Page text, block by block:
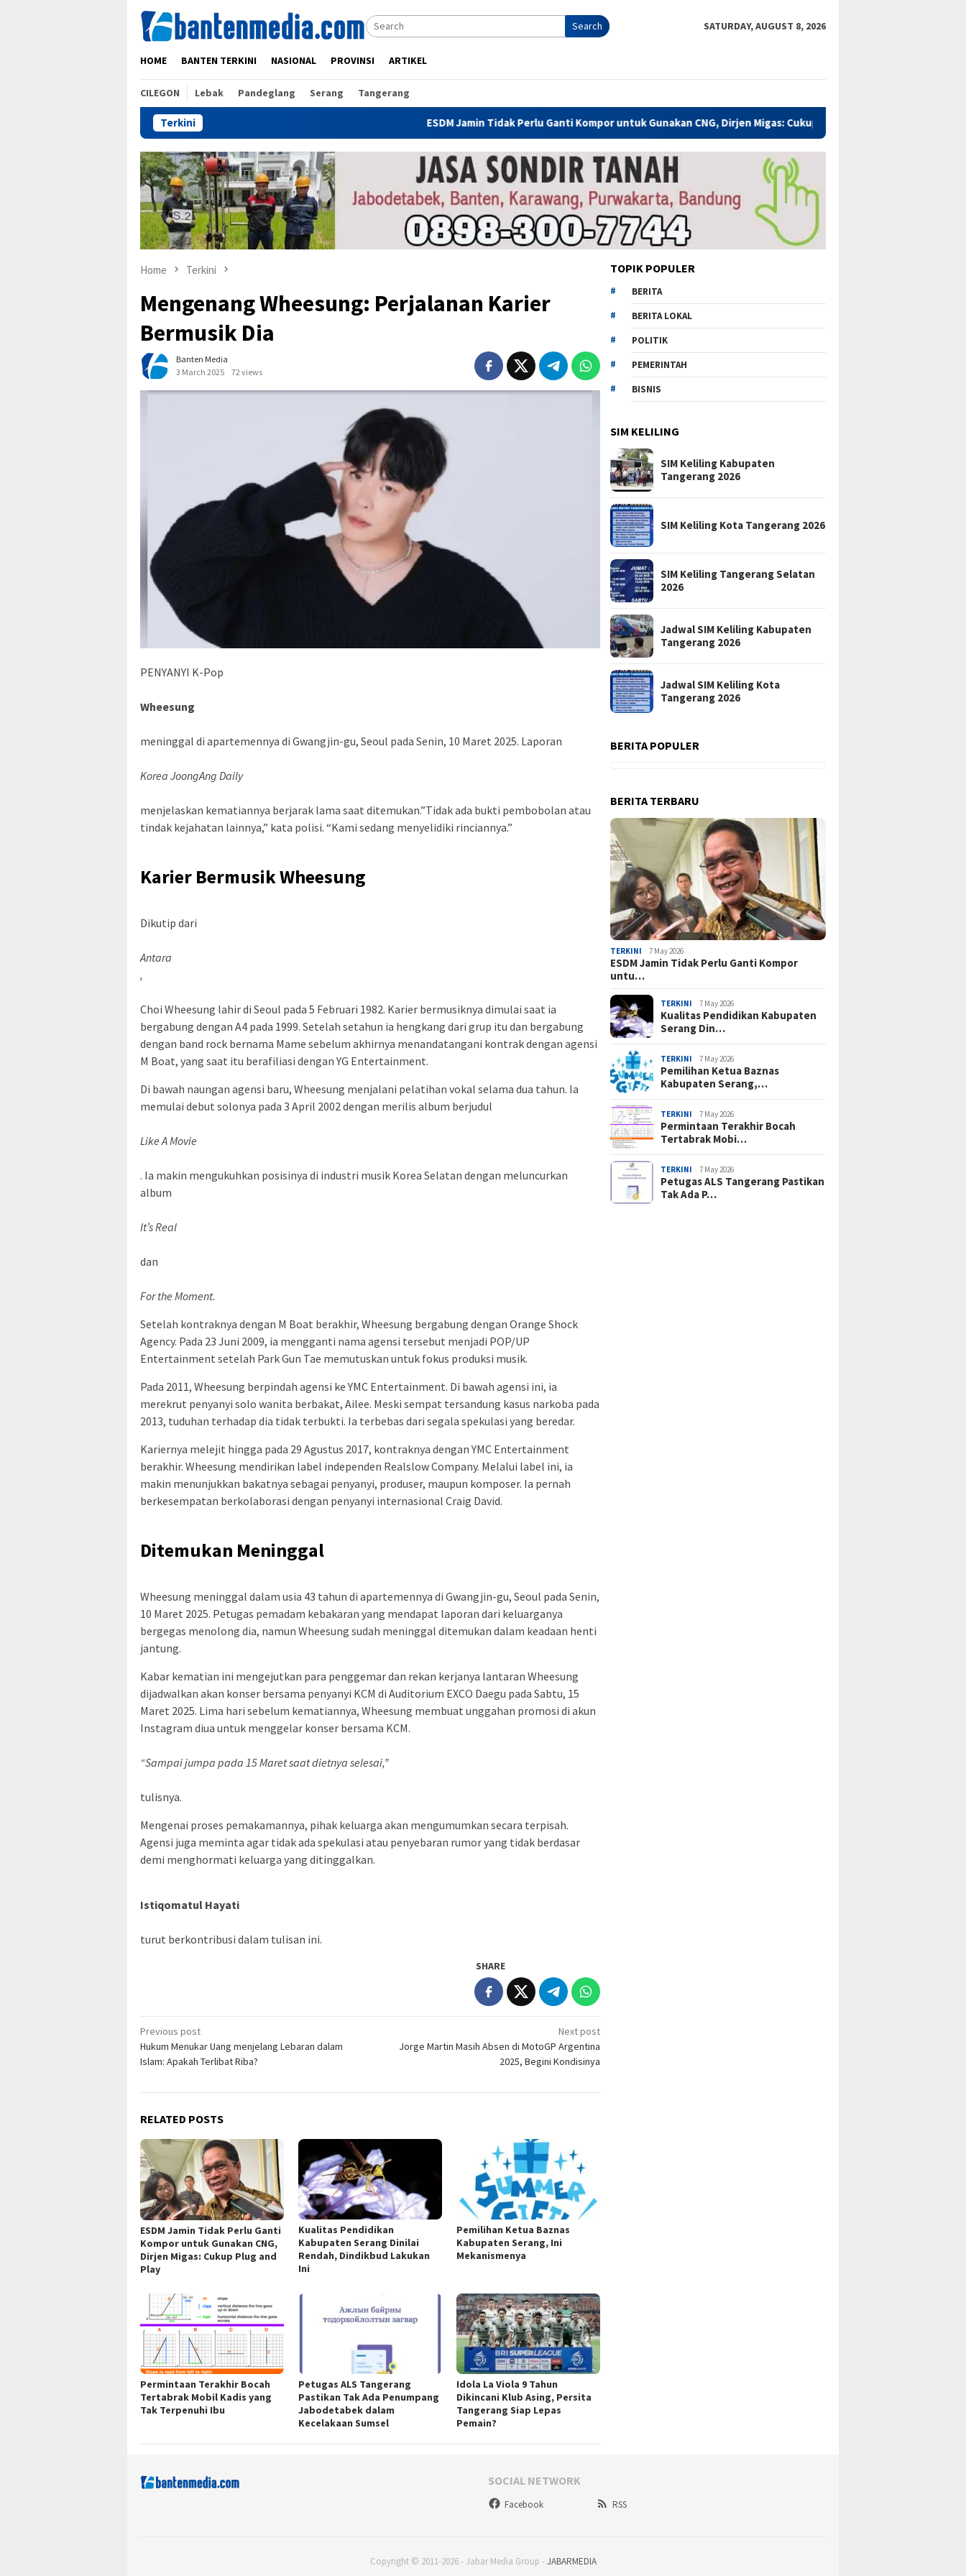
content
Search SATURDAY, AUGUST 8, 2026
HOME BANTEN TERKINI NASIONAL PROVINSI ARTIKEL
CILEGON Lebak Pandeglang Serang Tangerang
Terkini ESDM Jamin Tidak Perlu Ganti Kompor untuk Gunakan CNG, Dirjen Migas: Cukup Plug and Play
Home Terkini
Mengenang Wheesung: Perjalanan Karier
Bermusik Dia
Banten Media
3 March 2025
72 views
PENYANYI K-Pop
Wheesung
meninggal di apartemennya di Gwangjin-gu, Seoul pada Senin, 10 Maret 2025. Laporan
Korea JoongAng Daily
menjelaskan kematiannya berjarak lama saat ditemukan.”Tidak ada bukti pembobolan atau
tindak kejahatan lainnya,” kata polisi. “Kami sedang menyelidiki rinciannya.”
Karier Bermusik Wheesung
Dikutip dari
Antara
,
Choi Wheesung lahir di Seoul pada 5 Februari 1982. Karier bermusiknya dimulai saat ia
bergabung dengan A4 pada 1999. Setelah setahun ia hengkang dari grup itu dan bergabung
dengan band rock bernama Mame sebelum akhirnya menandatangani kontrak dengan agensi
M Boat, yang saat itu berafiliasi dengan YG Entertainment.
Di bawah naungan agensi baru, Wheesung menjalani pelatihan vokal selama dua tahun. Ia
memulai debut solonya pada 3 April 2002 dengan merilis album berjudul
Like A Movie
. Ia makin mengukuhkan posisinya di industri musik Korea Selatan dengan meluncurkan
album
It’s Real
dan
For the Moment.
Setelah kontraknya dengan M Boat berakhir, Wheesung bergabung dengan Orange Shock
Agency. Pada 23 Juni 2009, ia mengganti nama agensi tersebut menjadi POP/UP
Entertainment setelah Park Gun Tae memutuskan untuk fokus produksi musik.
Pada 2011, Wheesung berpindah agensi ke YMC Entertainment. Di bawah agensi ini, ia
merekrut penyanyi solo wanita berbakat, Ailee. Meski sempat tersandung kasus narkoba pada
2013, tuduhan terhadap dia tidak terbukti. Ia terbebas dari segala spekulasi yang beredar.
Kariernya melejit hingga pada 29 Agustus 2017, kontraknya dengan YMC Entertainment
berakhir. Wheesung mendirikan label independen Realslow Company. Melalui label ini, ia
makin menunjukkan bakatnya sebagai penyanyi, produser, maupun komposer. Ia pernah
berkesempatan berkolaborasi dengan penyanyi internasional Craig David.
Ditemukan Meninggal
Wheesung meninggal dalam usia 43 tahun di apartemennya di Gwangjin-gu, Seoul pada Senin,
10 Maret 2025. Petugas pemadam kebakaran yang mendapat laporan dari keluarganya
bergegas menolong dia, namun Wheesung sudah meninggal ditemukan dalam keadaan henti
jantung.
Kabar kematian ini mengejutkan para penggemar dan rekan kerjanya lantaran Wheesung
dijadwalkan akan konser bersama penyanyi KCM di Auditorium EXCO Daegu pada Sabtu, 15
Maret 2025. Lima hari sebelum kematiannya, Wheesung membuat unggahan promosi di akun
Instagram diua untuk menggelar konser bersama KCM.
“Sampai jumpa pada 15 Maret saat dietnya selesai,”
tulisnya.
Mengenai proses pemakamannya, pihak keluarga akan mengumumkan secara terpisah.
Agensi juga meminta agar tidak ada spekulasi atau penyebaran rumor yang tidak berdasar
demi menghormati keluarga yang ditinggalkan.
Istiqomatul Hayati
turut berkontribusi dalam tulisan ini.
SHARE
Post
navigation
Previous post
Hukum Menukar Uang menjelang Lebaran dalam
Islam: Apakah Terlibat Riba?
Next post
Jorge Martin Masih Absen di MotoGP Argentina
2025, Begini Kondisinya
RELATED POSTS
ESDM Jamin Tidak Perlu Ganti
Kompor untuk Gunakan CNG,
Dirjen Migas: Cukup Plug and
Play
Kualitas Pendidikan
Kabupaten Serang Dinilai
Rendah, Dindikbud Lakukan
Ini
Pemilihan Ketua Baznas
Kabupaten Serang, Ini
Mekanismenya
Permintaan Terakhir Bocah
Tertabrak Mobil Kadis yang
Tak Terpenuhi Ibu
Petugas ALS Tangerang
Pastikan Tak Ada Penumpang
Jabodetabek dalam
Kecelakaan Sumsel
Idola La Viola 9 Tahun
Dikincani Klub Asing, Persita
Tangerang Siap Lepas
Pemain?
TOPIK POPULER
BERITA
BERITA LOKAL
POLITIK
PEMERINTAH
BISNIS
SIM KELILING
SIM Keliling Kabupaten
Tangerang 2026
SIM Keliling Kota Tangerang 2026
SIM Keliling Tangerang Selatan
2026
Jadwal SIM Keliling Kabupaten
Tangerang 2026
Jadwal SIM Keliling Kota
Tangerang 2026
BERITA POPULER
BERITA TERBARU
TERKINI 7 May 2026
ESDM Jamin Tidak Perlu Ganti Kompor
untu…
TERKINI 7 May 2026
Kualitas Pendidikan Kabupaten
Serang Din…
TERKINI 7 May 2026
Pemilihan Ketua Baznas
Kabupaten Serang,…
TERKINI 7 May 2026
Permintaan Terakhir Bocah
Tertabrak Mobi…
TERKINI 7 May 2026
Petugas ALS Tangerang Pastikan
Tak Ada P…
SOCIAL NETWORK
Facebook RSS
Copyright © 2011-2026 - Jabar Media Group -JABARMEDIA